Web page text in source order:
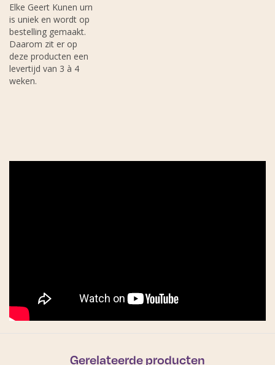
Elke Geert Kunen urn
is uniek en wordt op
bestelling gemaakt.
Daarom zit er op
deze producten een
levertijd van 3 à 4
weken.
Gerelateerde producten